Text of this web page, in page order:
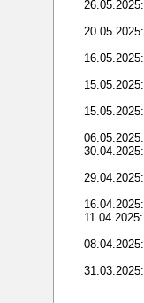
26.05.2025:
20.05.2025:
16.05.2025:
15.05.2025:
15.05.2025:
06.05.2025:
30.04.2025:
29.04.2025:
16.04.2025:
11.04.2025:
08.04.2025:
31.03.2025: